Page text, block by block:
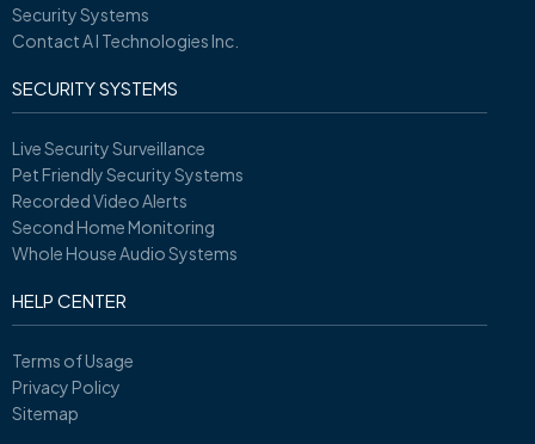
Security Systems
Contact A I Technologies Inc.
SECURITY SYSTEMS
Live Security Surveillance
Pet Friendly Security Systems
Recorded Video Alerts
Second Home Monitoring
Whole House Audio Systems
HELP CENTER
Terms of Usage
Privacy Policy
Sitemap